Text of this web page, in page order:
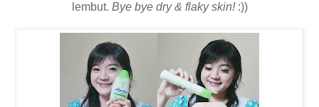
lembut. Bye bye dry & flaky skin!:))